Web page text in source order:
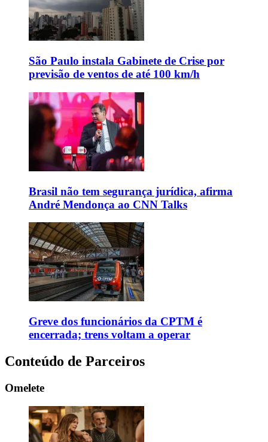
São Paulo instala Gabinete de Crise por
previsão de ventos de até 100 km/h
Brasil não tem segurança jurídica, afirma
André Mendonça ao CNN Talks
Greve dos funcionários da CPTM é
encerrada; trens voltam a operar
Conteúdo de Parceiros
Omelete